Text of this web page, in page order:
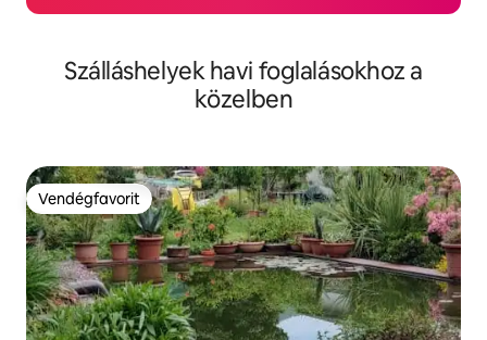
Szálláshelyek havi foglalásokhoz a
közelben
Vendégfavorit
Vendégfavorit